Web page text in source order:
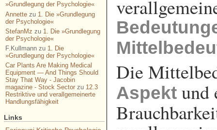
Die
Aspekt und
»Grundlegung der Psychologie«
Annettezu 1. Die »Grundlegung
der Psychologie«
StefanMz zu 1. Die »Grundlegung
der Psychologie«
F.Kullmannzu 1. Die
»Grundlegung der Psychologie«
Car Plants Are Making Medical
Equipment — And Things Should
Stay That Way - Jacobin
magazine - Stock Sectorzu 12.3
Restriktive und verallgemeinerte
Handlungsfähigkeit
Links